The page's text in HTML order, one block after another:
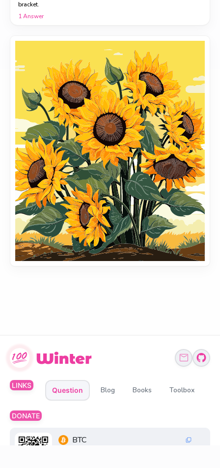
bracket.
1Answer
LINKS
Question Blog Books Toolbox
DONATE
BTC